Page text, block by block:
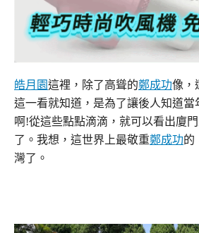
皓月園這裡，除了高聳的鄭成功像，
這一看就知道，是為了讓後人知道當
啊!從這些點點滴滴，就可以看出廈
了。我想，這世界上最敬重鄭成功的
灣了。